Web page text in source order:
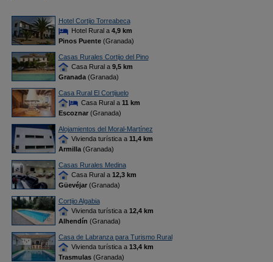
Hotel Cortijo Torreabeca
Hotel Rural a 4,9 km
Pinos Puente(Granada)
Casas Rurales Cortijo del Pino
Casa Rural a 9,5 km
Granada(Granada)
Casa Rural El Cortijuelo
Casa Rural a 11 km
Escoznar(Granada)
Alojamientos del Moral-Martínez
Vivienda turística a 11,4 km
Armilla(Granada)
Casas Rurales Medina
Casa Rural a 12,3 km
Güevéjar(Granada)
Cortijo Algabia
Vivienda turística a 12,4 km
Alhendín (Granada)
Casa de Labranza para Turismo Rural
Vivienda turística a 13,4 km
Trasmulas(Granada)